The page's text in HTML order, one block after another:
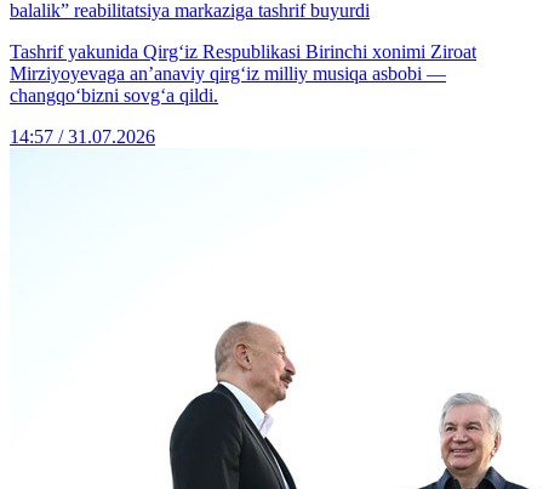
balalik” reabilitatsiya markaziga tashrif buyurdi
Tashrif yakunida Qirg‘iz Respublikasi Birinchi xonimi Ziroat
Mirziyoyevaga an’anaviy qirg‘iz milliy musiqa asbobi —
changqo‘bizni sovg‘a qildi.
14:57 / 31.07.2026